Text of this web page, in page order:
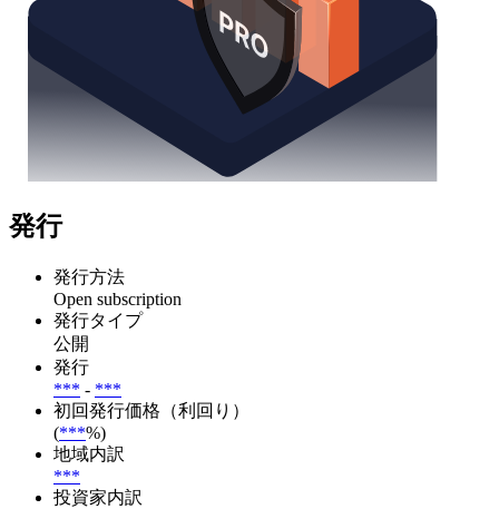
発行
発行方法
Open subscription
発行タイプ
公開
発行
*** - ***
初回発行価格（利回り）
(***%)
地域内訳
***
投資家内訳